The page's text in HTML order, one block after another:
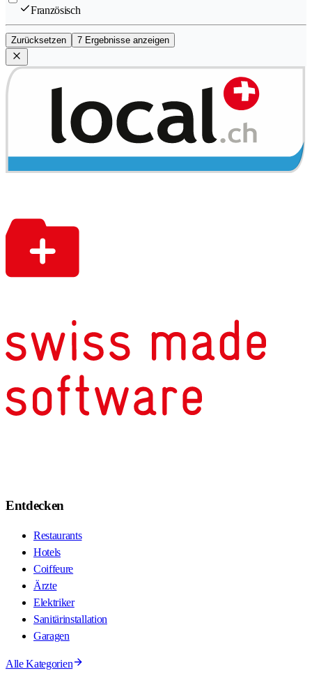
Französisch
Zurücksetzen 7 Ergebnisse anzeigen
Entdecken
Restaurants
Hotels
Coiffeure
Ärzte
Elektriker
Sanitärinstallation
Garagen
Alle Kategorien